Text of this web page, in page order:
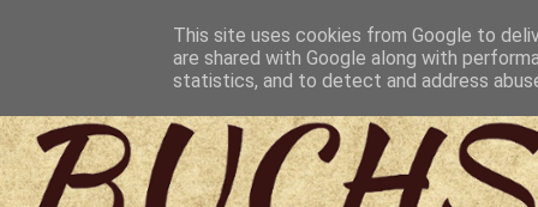
This site uses cookies from Google to
are shared with Google along with
statistics, and to detect and address